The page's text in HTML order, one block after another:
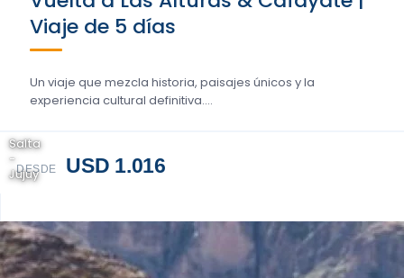
Viaje de 5 días
Un viaje que mezcla historia, paisajes únicos y la
experiencia cultural definitiva....
DESDE USD 1.016
Salta
-
Jujuy